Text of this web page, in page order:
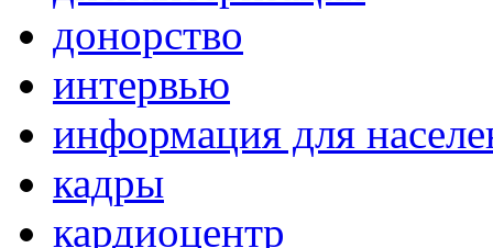
донорство
интервью
информация для
кадры
кардиоцентр